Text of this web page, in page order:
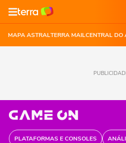
MAPA ASTRALTERRA MAILCENTRAL DO
PLATAFORMAS E CONSOLES